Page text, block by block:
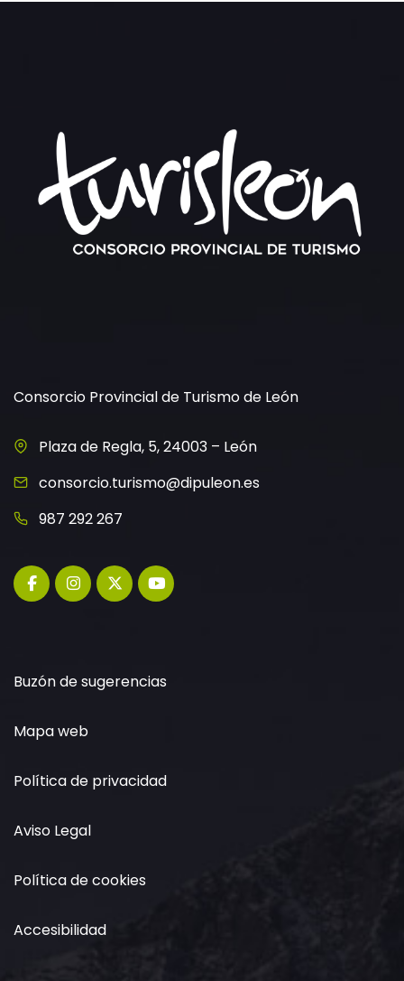
Consorcio Provincial de Turismo de León
Plaza de Regla, 5, 24003 – León
consorcio.turismo@dipuleon.es
987 292 267
Buzón de sugerencias
Mapa web
Política de privacidad
Aviso Legal
Política de cookies
Accesibilidad